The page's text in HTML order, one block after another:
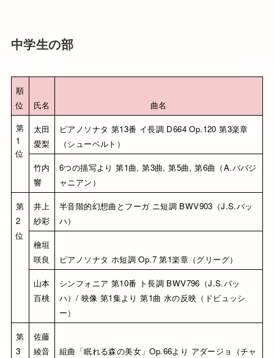
中学生の部
順
位
氏名
曲名
第
1
位
太田
愛梨
ピアノソナタ 第13番 イ長調 D664 Op.120 第3楽章
（シューベルト）
竹内
響
6つの描写より 第1曲, 第3曲, 第5曲, 第6曲（A.ババジ
ャニアン）
第
2
位
井上
紗彩
半音階的幻想曲とフーガ ニ短調 BWV903（J.S.バッ
ハ）
檜垣
咲良
ピアノソナタ ホ短調 Op.7 第1楽章（グリーグ）
山本
百桃
シンフォニア 第10番 ト長調 BWV796（J.S.バッ
ハ）/ 映像 第1集より 第1曲 水の反映（ドビュッシ
ー）
第
3
佐藤
綾音
組曲「眠れる森の美女」Op.66より アダージョ（チャ